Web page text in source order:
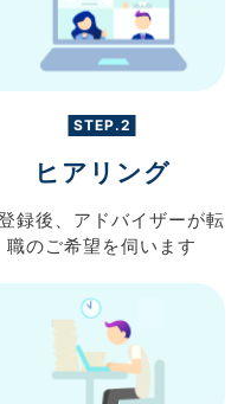
STEP.2
ヒアリング
録後、 アドバイザーが転
職のご希望を伺います